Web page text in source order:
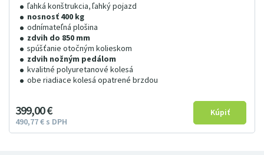
ľahká konštrukcia, ľahký pojazd
nosnosť 400 kg
odnímateľná plošina
zdvih do 850 mm
spúšťanie otočným kolieskom
zdvih nožným pedálom
kvalitné polyuretanové kolesá
obe riadiace kolesá opatrené brzdou
399 00€
490 77€ s DPH